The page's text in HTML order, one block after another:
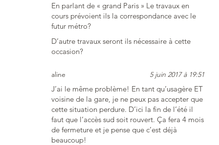
En parlant de « grand Paris » Le travaux en
cours prévoient ils la correspondance avec le
futur métro?
D’autre travaux seront ils nécessaire à cette
occasion?
aline 5 juin 2017 à 19:51
J’ai le même problème! En tant qu’usagère ET
voisine de la gare, je ne peux pas accepter que
cette situation perdure. D’ici la fin de l’été il
faut que l’accès sud soit rouvert. Ça fera 4 mois
de fermeture et je pense que c’est déjà
beaucoup!